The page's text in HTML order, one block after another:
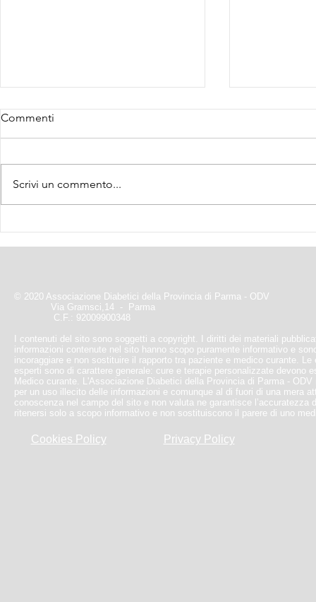
Commenti
Scrivi un commento...
© 2020 Associazione Diabetici della Provincia di Parma - ODV
Via Gramsci,14 - Parma
C.F.: 92009900348
I contenuti del sito sono soggetti a copyright. I diritti dei materiali
informazioni contenute nel sito hanno scopo puramente informativo e
incoraggiare e non sostituire il rapporto tra paziente e medico curante.
esperti sono di carattere generale: cure e terapie personalizzate devono
Medico curante. L'Associazione Diabetici della Provincia di Parma -
per un uso illecito delle informazioni e comunque al di fuori di una mera
conoscenza nel campo del sito e non valuta ne garantisce l’accuratezza
ritenersi solo a scopo informativo e non sostituiscono il parere di uno
Cookies Policy Privacy Policy